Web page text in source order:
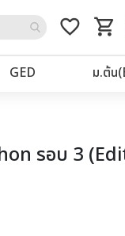
favorite_border shopping_cart
รถเข็น
GED ม.ต้น
รอบ 3